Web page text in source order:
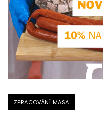
ZPRACOVÁNÍ MASA